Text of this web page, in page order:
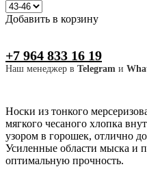
Добавить в корзину
+7 964 833 16 19
Наш менеджер в Telegram и
Носки из тонкого
мягкого чесаного хлопка
узором в горошек, отлично
Усиленные области мыска и
оптимальную прочность.